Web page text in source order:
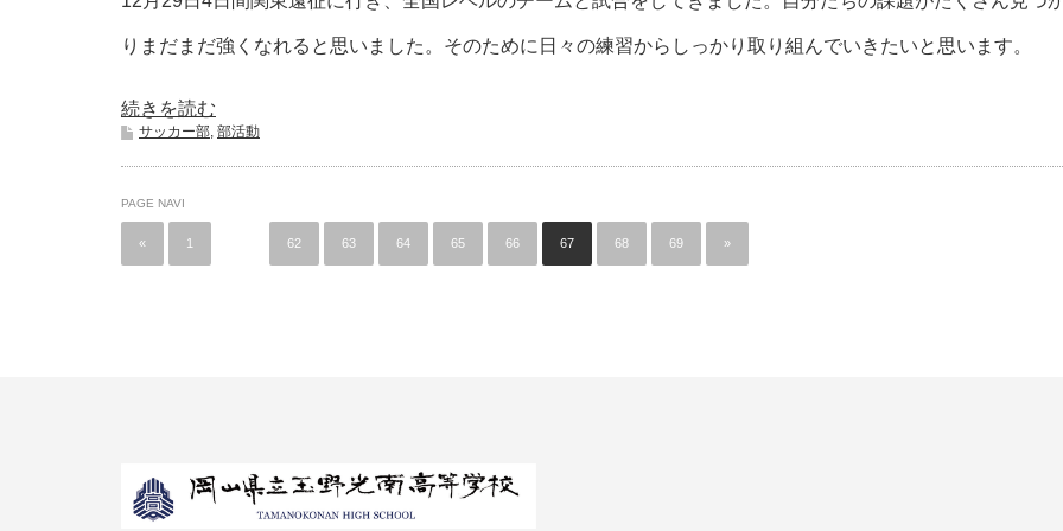
りまだまだ強くなれると思いました。そのために日々の練習からしっかり取り組んでいきたいと思います。
続きを読む
サッカー部, 部活動
PAGE NAVI
« 1 62 63 64 65 66 67 68 69 »